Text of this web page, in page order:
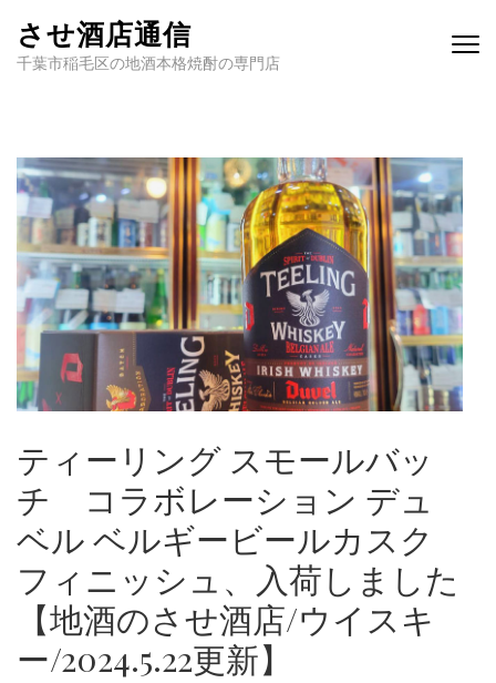
させ酒店通信
千葉市稲毛区の地酒本格焼酎の専門店
ティーリング スモールバッ
チ コラボレーション デュ
ベル ベルギービールカスク
フィニッシュ、入荷しました
【地酒のさせ酒店/ウイスキ
ー/2024.5.22更新】